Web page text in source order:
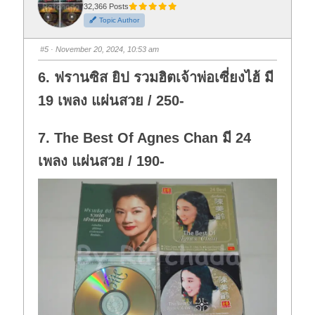
t
h
u
m
b
d
o
n
t
h
u
m
b
u
p
32,366 Posts
Topic Author
#5 · November 20, 2024, 10:53 am
6. ฟรานซิส ยิป รวมฮิตเจ้าพ่อเซี่ยงไฮ้ มี
19 เพลง แผ่นสวย / 250-
7. The Best Of Agnes Chan มี 24
เพลง แผ่นสวย / 190-